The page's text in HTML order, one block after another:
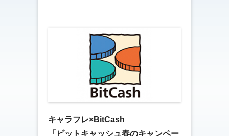
キャラフレ×BitCash
「ビットキャッシュ春のキャンペー